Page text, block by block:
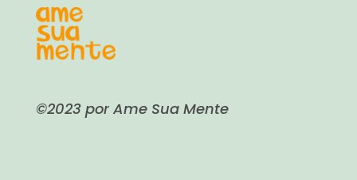
©2023 por Ame Sua Mente